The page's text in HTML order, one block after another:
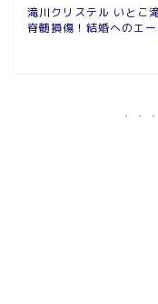
滝川クリステル いとこ
脊髄損傷！結婚へのエ